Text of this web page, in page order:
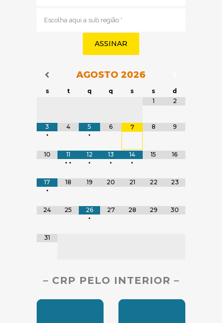
região
Navegação do Calendário
AGOSTO 2026
s t q q s s
d
1
2
3
•
4
5
•
6 7 8 9
10
11
• •
12
•
13
•
14
•
15 16
17
•
18 19 20 21 22 23
24 25
26
•
27 28 29 30
31
– CRP PELO INTERIOR –